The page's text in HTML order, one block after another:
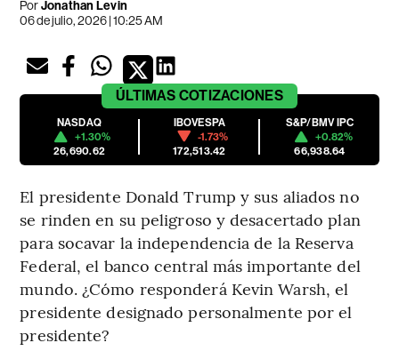
PorJonathan Levin
06 de julio, 2026 | 10:25 AM
ÚLTIMAS COTIZACIONES
NASDAQ
+1.30%
26,690.62
IBOVESPA
-1.73%
172,513.42
S&P/BMV IPC
+0.82%
66,938.64
El presidente Donald Trump y sus aliados no
se rinden en su peligroso y desacertado plan
para socavar la independencia de la Reserva
Federal, el banco central más importante del
mundo. ¿Cómo responderá Kevin Warsh, el
presidente designado personalmente por el
presidente?